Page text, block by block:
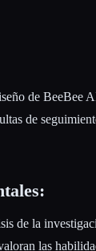
de BeeBee
de
de la
las